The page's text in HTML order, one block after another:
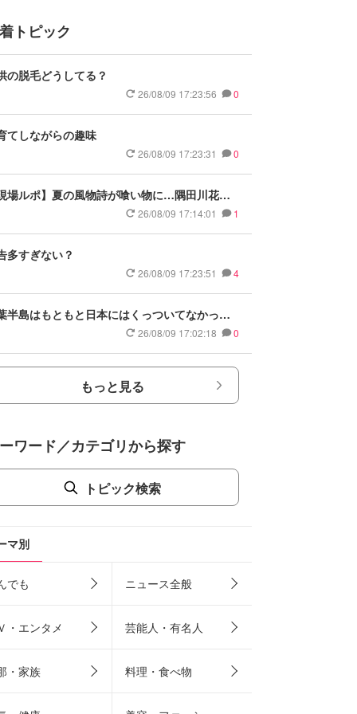
トピック
の脱毛どうしてる？
26/08/09 17:23:56 0
てしながらの趣味
26/08/09 17:23:31 0
場ルポ】夏の風物詩が喰い物に…隅田川花火
会で暗躍した中国人「場所取り転売ヤー」の高
26/08/09 17:14:01 1
多すぎない？
26/08/09 17:23:51 4
半島はもともと日本にはくっついてなかった
26/08/09 17:02:18 0
もっと見る
ワード／カテゴリから探す
トピック検索
マ別
でも ニュース全般
・エンタメ 芸能人・有名人
・家族 料理・食べ物